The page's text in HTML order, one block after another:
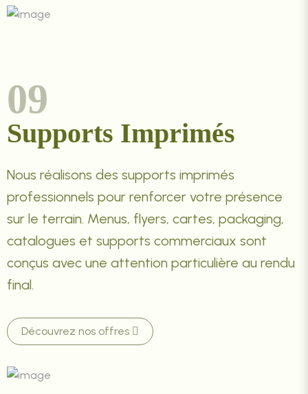
09
Supports Imprimés
Nous réalisons des supports imprimés
professionnels pour renforcer votre présence
sur le terrain. Menus, flyers, cartes, packaging,
catalogues et supports commerciaux sont
conçus avec une attention particulière au rendu
final.
Découvrez nos offres